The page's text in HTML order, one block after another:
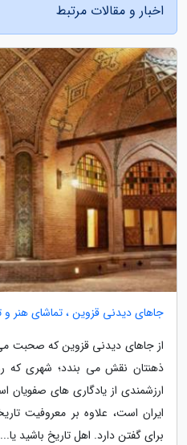
اخبار و مقالات مرتبط
جاهای دیدنی قزوین ، تماشای هنر و
از جاهای دیدنی قزوین که صحبت می
ذهنتان نقش می بندد؛ شهری که
ارزشمندی از یادگاری های
ایران است، علاوه بر معروفیت
برای گفتن دارد. اهل تاریخ باشید یا...